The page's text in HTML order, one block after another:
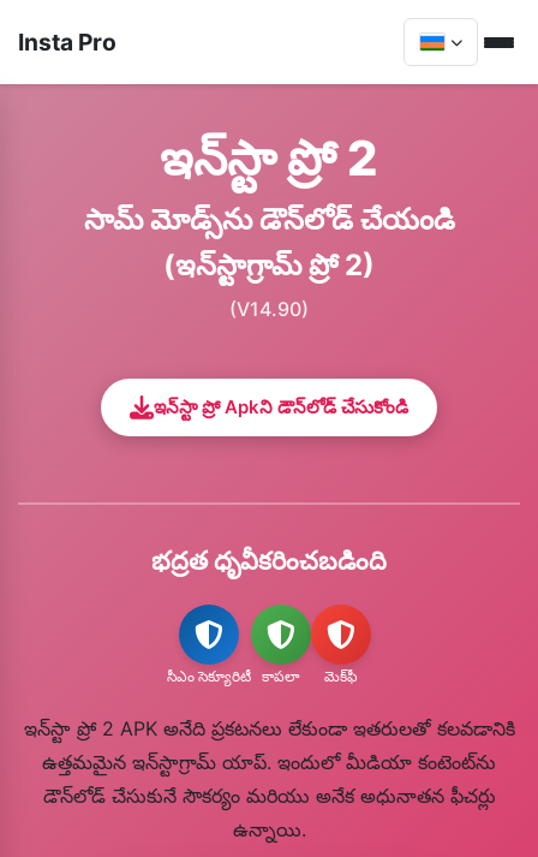
Insta Pro
ఇన్‌స్టా ప్రో 2
సామ్ మోడ్స్‌ను డౌన్‌లోడ్ చేయండి
(ఇన్‌స్టాగ్రామ్ ప్రో 2)
(V14.90)
ఇన్‌స్టా ప్రో Apkని డౌన్‌లోడ్ చేసుకోండి
భద్రత ధృవీకరించబడింది
సీఎం సెక్యూరిటీ కాపలా మెక్‌ఫీ
ఇన్‌స్టా ప్రో 2 APK అనేది ప్రకటనలు లేకుండా ఇతరులతో కలవడానికి
ఉత్తమమైన ఇన్‌స్టాగ్రామ్ యాప్. ఇందులో మీడియా కంటెంట్‌ను
డౌన్‌లోడ్ చేసుకునే సౌకర్యం మరియు అనేక అధునాతన ఫీచర్లు
ఉన్నాయి.